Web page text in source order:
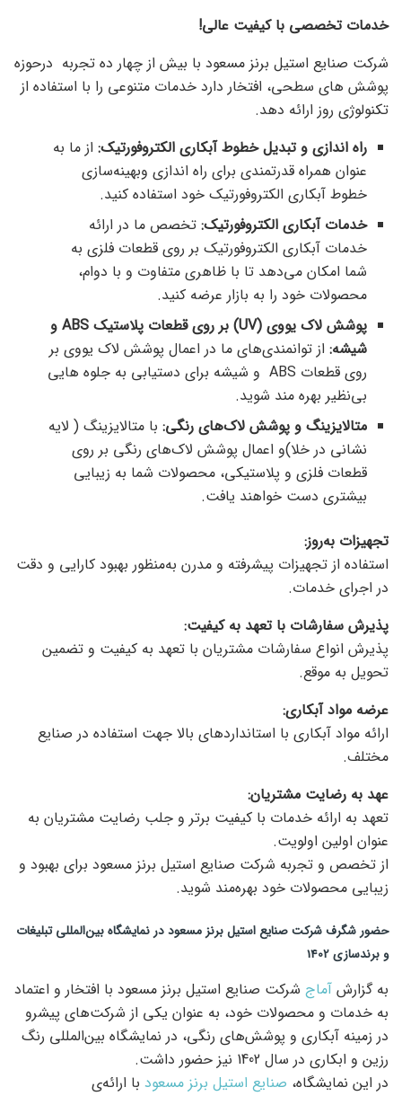
خدمات تخصصی با کیفیت عالی!
شرکت صنایع استیل برنز مسعود با بیش از چهار ده تجربه درحوزه
پوشش های سطحی، افتخار دارد خدمات متنوعی را با استفاده از
تکنولوژی روز ارائه دهد.
راه اندازی و تبدیل خطوط آبکاری الکتروفورتیک: از ما به
عنوان همراه قدرتمندی برای راه اندازی وبهینه‌سازی
خطوط آبکاری الکتروفورتیک خود استفاده کنید.
خدمات آبکاری الکتروفورتیک: تخصص ما در ارائه
خدمات آبکاری الکتروفورتیک بر روی قطعات فلزی به
شما امکان می‌دهد تا با ظاهری متفاوت و با دوام،
محصولات خود را به بازار عرضه کنید.
پوشش لاک یووی (UV) بر روی قطعات پلاستیک ABS و
شیشه: از توانمندی‌های ما در اعمال پوشش لاک یووی بر
روی قطعات ABS و شیشه برای دستیابی به جلوه هایی
بی‌نظیر بهره مند شوید.
متالایزینگ و پوشش لاک‌های رنگی: با متالایزینگ ( لایه
نشانی در خلا)و اعمال پوشش لاک‌های رنگی بر روی
قطعات فلزی و پلاستیکی، محصولات شما به زیبایی
بیشتری دست خواهند یافت.
تجهیزات به‌روز:
استفاده از تجهیزات پیشرفته و مدرن به‌منظور بهبود کارایی و دقت
در اجرای خدمات.
پذیرش سفارشات با تعهد به کیفیت:
پذیرش انواع سفارشات مشتریان با تعهد به کیفیت و تضمین
تحویل به موقع.
عرضه مواد آبکاری:
ارائه مواد آبکاری با استانداردهای بالا جهت استفاده در صنایع
مختلف.
عهد به رضایت مشتریان:
تعهد به ارائه خدمات با کیفیت برتر و جلب رضایت مشتریان به
عنوان اولین اولویت.
از تخصص و تجربه شرکت صنایع استیل برنز مسعود برای بهبود و
زیبایی محصولات خود بهره‌مند شوید.
حضور شگرف شرکت صنایع استیل برنز مسعود در نمایشگاه بین‌المللی تبلیغات
و برندسازی 1402
به گزارش آماج شرکت صنایع استیل برنز مسعود با افتخار و اعتماد
به خدمات و محصولات خود، به عنوان یکی از شرکت‌های پیشرو
در زمینه آبکاری و پوشش‌های رنگی، در نمایشگاه بین‌المللی رنگ
رزین و ابکاری در سال 1402 نیز حضور داشت.
در این نمایشگاه، صنایع استیل برنز مسعود با ارائه‌ی